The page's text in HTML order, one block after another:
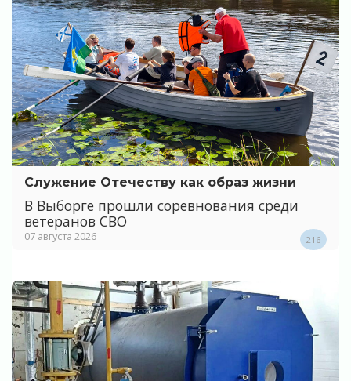
Служение Отечеству как образ жизни
В Выборге прошли соревнования среди
ветеранов СВО
07 августа 2026 216